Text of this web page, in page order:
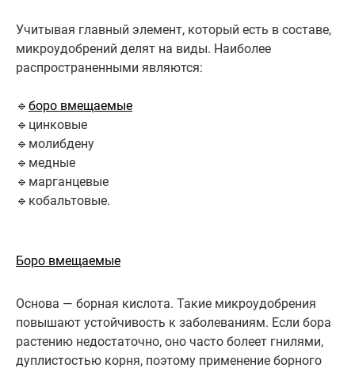
Учитывая главный элемент, который есть в составе,
микроудобрений делят на виды. Наиболее
распространенными являются:
🔹 боро вмещаемые
🔹цинковые
🔹молибдену
🔹медные
🔹марганцевые
🔹кобальтовые.
Боро вмещаемые
Основа — борная кислота. Такие микроудобрения
повышают устойчивость к заболеваниям. Если бора
растению недостаточно, оно часто болеет гнилями,
дуплистостью корня, поэтому применение борного